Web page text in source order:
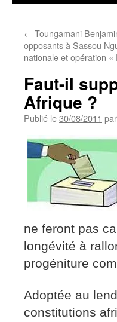
← Toungamani
opposants à Sassou
nationale et opération «
Faut-il
Afrique ?
Publié le30/08/2011 par
ne feront pas
longévité à
progéniture
Adoptée au
constitutions